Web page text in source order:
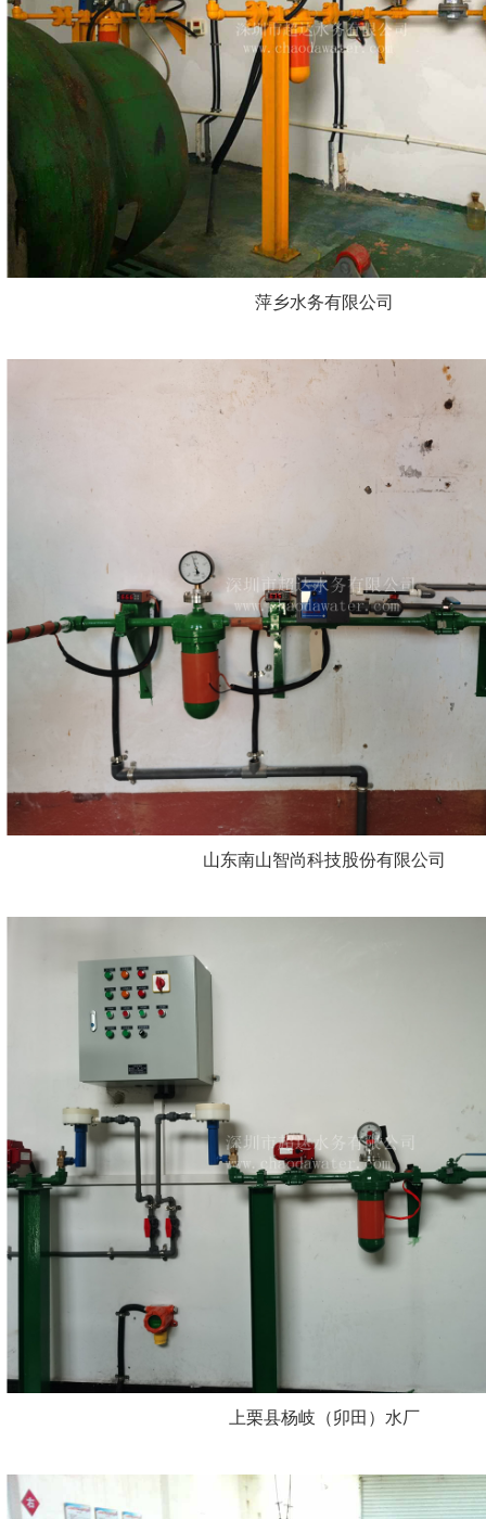
萍乡水务有限公司
山东南山智尚科技股份有限公司
上栗县杨岐（卯田）水厂